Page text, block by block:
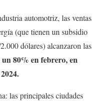
automotriz, las ventas
(que tienen un subsidio
dólares) alcanzaron las
un 80% en febrero, en
las principales ciudades